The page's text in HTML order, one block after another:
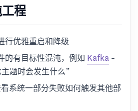
程
行优雅重启和降级
的有目标性混沌，例如 Kafka-
题时会发生什么”
系统一部分失败如何触发其他部